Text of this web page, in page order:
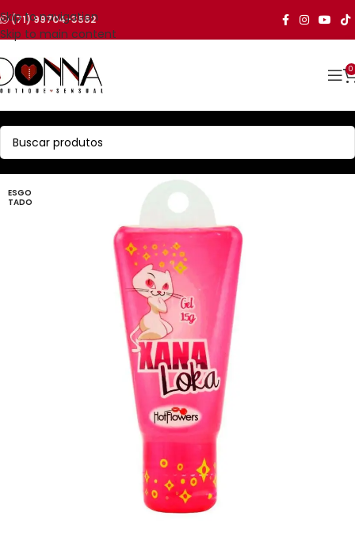
Skip to navigation
Skip to main content
(71) 99704-3552
0
ESGO
TADO